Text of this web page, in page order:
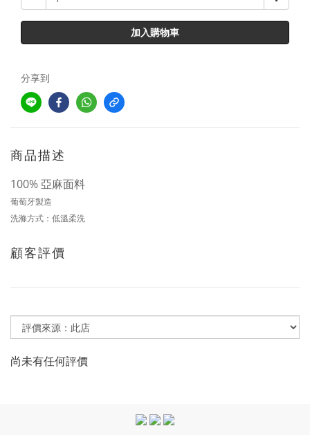
加入購物車
分享到
商品描述
100% 亞麻面料
葡萄牙製造
洗滌方式：低溫柔洗
顧客評價
尚未有任何評價